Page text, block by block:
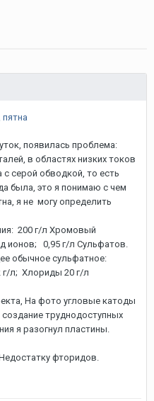
появилась проблема:
в областях низких токов
серой обводкой, то есть
была, это я понимаю с чем
я не могу определить
200 г/л Хромовый
ионов; 0,95 г/л Сульфатов.
обычное сульфатное:
г/л; Хлориды 20 г/л
На фото угловые катоды
труднодоступных
я разогнул пластины.
фторидов.